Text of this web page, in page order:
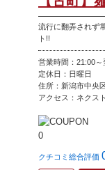
流行に翻弄されず
ト!!
営業時間：21:00～
定休日： 日曜日
住所：新潟市中央
アクセス：ネクス
クチコミ総合評価